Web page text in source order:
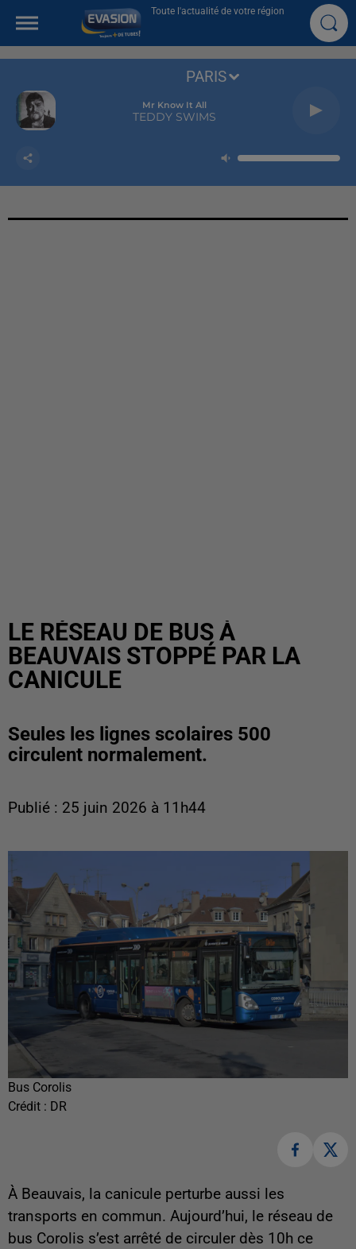
Toute l'actualité de votre région
Mr Know It All
TEDDY SWIMS
PARIS
LE RÉSEAU DE BUS À
BEAUVAIS STOPPÉ PAR LA
CANICULE
Seules les lignes scolaires 500
circulent normalement.
Publié : 25 juin 2026 à 11h44
Bus Corolis
Crédit : DR
À Beauvais, la canicule perturbe aussi les
transports en commun. Aujourd’hui, le réseau de
bus Corolis s’est arrêté de circuler dès 10h ce